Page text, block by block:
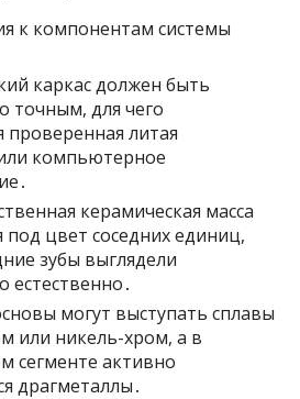
к компонентам системы
каркас должен быть
точным, для чего
проверенная литая
компьютерное
керамическая масса
под цвет соседних единиц,
зубы выглядели
естественно․
могут выступать сплавы
или никель-хром, а в
сегменте активно
драгметаллы․